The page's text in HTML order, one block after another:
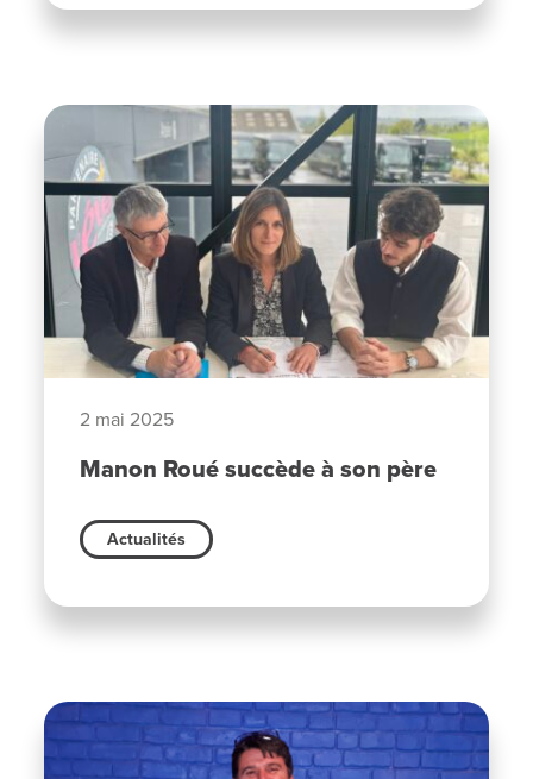
2 mai 2025
Manon Roué succède à son père
Actualités